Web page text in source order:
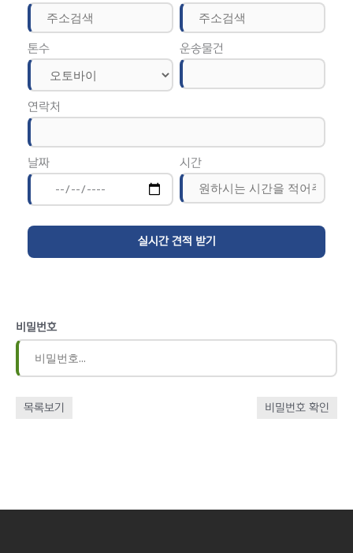
톤수 운송물건
연락처
날짜 시간
비밀번호
목록보기 비밀번호 확인